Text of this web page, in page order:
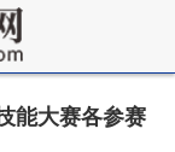
能大赛各参赛